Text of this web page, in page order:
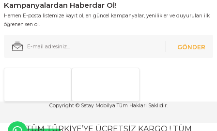
Kampanyalardan Haberdar Ol!
Hemen E-posta listemize kayıt ol, en güncel kampanyalar, yenilikler ve duyuruları ilk
öğrenen sen ol.
GÖNDER
Copyright © Setay Mobilya Tüm Hakları Saklıdır.
TÜM TÜRKİYE’YE ÜCRETSİZ KARGO ! TÜM